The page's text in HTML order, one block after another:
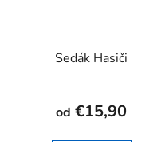
Sedák Hasiči
od €15,90